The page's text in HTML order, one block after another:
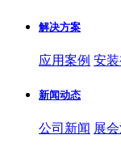
解决方案
应用案例 安
新闻动态
公司新闻 展